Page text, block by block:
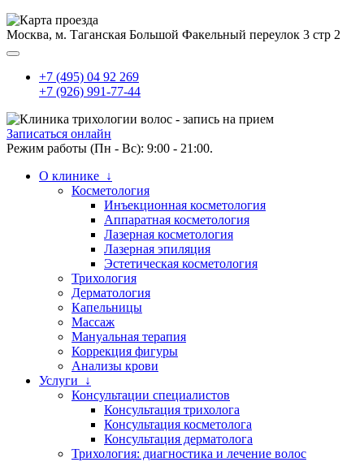
Москва, м. Таганская Большой Факельный переулок 3 стр 2
+7 (495) 04 92 269
+7 (926) 991-77-44
Записаться онлайн
Режим работы (Пн - Вс): 9:00 - 21:00.
О клинике ↓
Косметология
Инъекционная косметология
Аппаратная косметология
Лазерная косметология
Лазерная эпиляция
Эстетическая косметология
Трихология
Дерматология
Капельницы
Массаж
Мануальная терапия
Коррекция фигуры
Анализы крови
Услуги ↓
Консультации специалистов
Консультация трихолога
Консультация косметолога
Консультация дерматолога
Трихология: диагностика и лечение волос